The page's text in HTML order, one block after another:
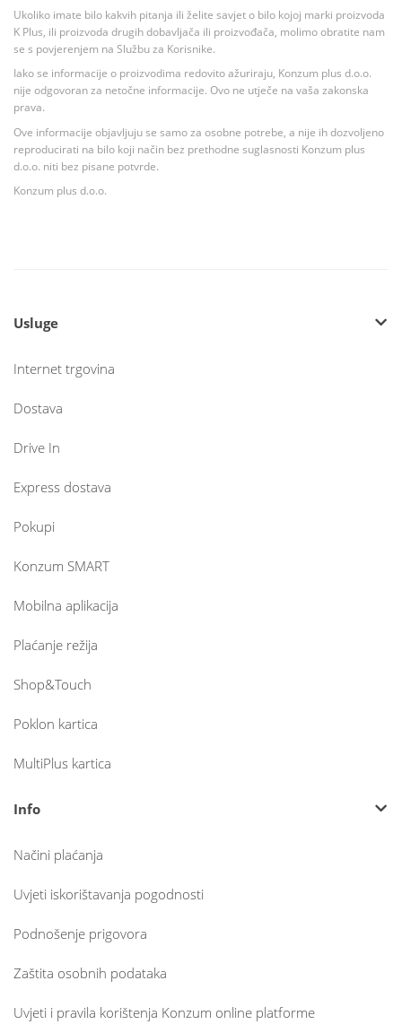
Ukoliko imate bilo kakvih pitanja ili želite savjet o bilo kojoj marki proizvoda
K Plus, ili proizvoda drugih dobavljača ili proizvođača, molimo obratite nam
se s povjerenjem na Službu za Korisnike.
Iako se informacije o proizvodima redovito ažuriraju, Konzum plus d.o.o.
nije odgovoran za netočne informacije. Ovo ne utječe na vaša zakonska
prava.
Ove informacije objavljuju se samo za osobne potrebe, a nije ih dozvoljeno
reproducirati na bilo koji način bez prethodne suglasnosti Konzum plus
d.o.o. niti bez pisane potvrde.
Konzum plus d.o.o.
Usluge
Internet trgovina
Dostava
Drive In
Express dostava
Pokupi
Konzum SMART
Mobilna aplikacija
Plaćanje režija
Shop&Touch
Poklon kartica
MultiPlus kartica
Info
Načini plaćanja
Uvjeti iskorištavanja pogodnosti
Podnošenje prigovora
Zaštita osobnih podataka
Uvjeti i pravila korištenja Konzum online platforme